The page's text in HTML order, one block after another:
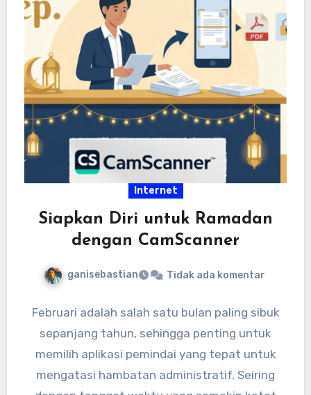
Internet
Siapkan Diri untuk Ramadan
dengan CamScanner
ganisebastian Tidak ada komentar
Februari adalah salah satu bulan paling sibuk
sepanjang tahun, sehingga penting untuk
memilih aplikasi pemindai yang tepat untuk
mengatasi hambatan administratif. Seiring